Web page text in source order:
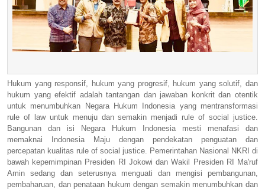
Hukum yang responsif, hukum yang progresif, hukum yang solutif, dan
hukum yang efektif adalah tantangan dan jawaban konkrit dan otentik
untuk menumbuhkan Negara Hukum Indonesia yang mentransformasi
rule of law untuk menuju dan semakin menjadi rule of social justice.
Bangunan dan isi Negara Hukum Indonesia mesti menafasi dan
memaknai Indonesia Maju dengan pendekatan penguatan dan
percepatan kualitas rule of social justice. Pemerintahan Nasional NKRI di
bawah kepemimpinan Presiden RI Jokowi dan Wakil Presiden RI Ma'ruf
Amin sedang dan seterusnya menguati dan mengisi pembangunan,
pembaharuan, dan penataan hukum dengan semakin menumbuhkan dan